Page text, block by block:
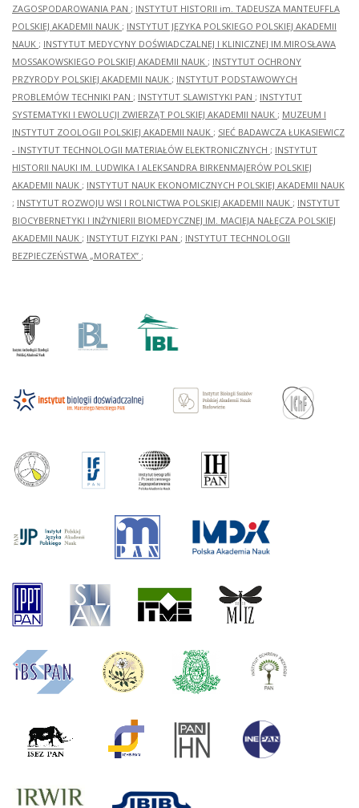
ZAGOSPODAROWANIA PAN ; INSTYTUT HISTORII im. TADEUSZA MANTEUFFLA
POLSKIEJ AKADEMII NAUK ; INSTYTUT JĘZYKA POLSKIEGO POLSKIEJ AKADEMII
NAUK ; INSTYTUT MEDYCYNY DOŚWIADCZALNEJ I KLINICZNEJ IM.MIROSŁAWA
MOSSAKOWSKIEGO POLSKIEJ AKADEMII NAUK ; INSTYTUT OCHRONY
PRZYRODY POLSKIEJ AKADEMII NAUK ; INSTYTUT PODSTAWOWYCH
PROBLEMÓW TECHNIKI PAN ; INSTYTUT SLAWISTYKI PAN ; INSTYTUT
SYSTEMATYKI I EWOLUCJI ZWIERZĄT POLSKIEJ AKADEMII NAUK ; MUZEUM I
INSTYTUT ZOOLOGII POLSKIEJ AKADEMII NAUK ; SIEĆ BADAWCZA ŁUKASIEWICZ
- INSTYTUT TECHNOLOGII MATERIAŁÓW ELEKTRONICZNYCH ; INSTYTUT
HISTORII NAUKI IM. LUDWIKA I ALEKSANDRA BIRKENMAJERÓW POLSKIEJ
AKADEMII NAUK ; INSTYTUT NAUK EKONOMICZNYCH POLSKIEJ AKADEMII NAUK
; INSTYTUT ROZWOJU WSI I ROLNICTWA POLSKIEJ AKADEMII NAUK ; INSTYTUT
BIOCYBERNETYKI I INŻYNIERII BIOMEDYCZNEJ IM. MACIEJA NAŁĘCZA POLSKIEJ
AKADEMII NAUK ; INSTYTUT FIZYKI PAN ; INSTYTUT TECHNOLOGII
BEZPIECZEŃSTWA „MORATEX” ;